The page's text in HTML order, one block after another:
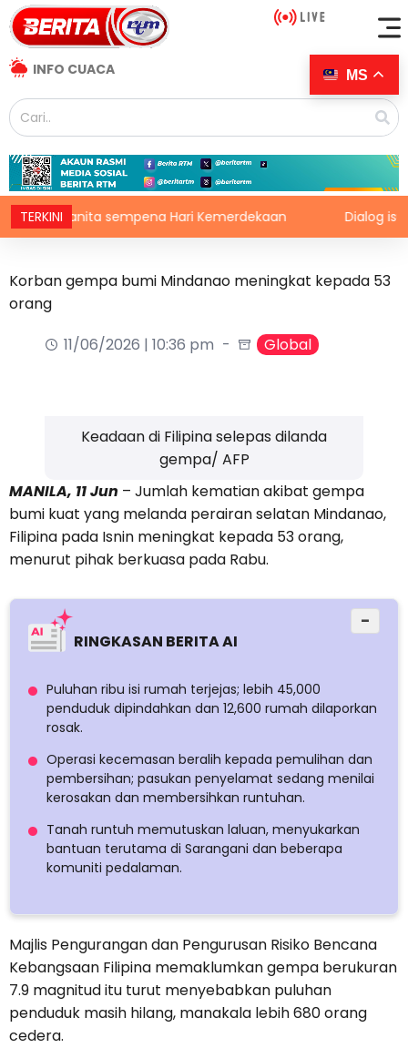
INFO CUACA
TERKINI
wanita sempena Hari Kemerdekaan Dialog isu
Korban gempa bumi Mindanao meningkat kepada 53
orang
11/06/2026 | 10:36 pm
Global
Keadaan di Filipina selepas dilanda
gempa/ AFP
MANILA, 11 Jun – Jumlah kematian akibat gempa
bumi kuat yang melanda perairan selatan Mindanao,
Filipina pada Isnin meningkat kepada 53 orang,
menurut pihak berkuasa pada Rabu.
RINGKASAN BERITA AI
−
Puluhan ribu isi rumah terjejas; lebih 45,000
penduduk dipindahkan dan 12,600 rumah dilaporkan
rosak.
Operasi kecemasan beralih kepada pemulihan dan
pembersihan; pasukan penyelamat sedang menilai
kerosakan dan membersihkan runtuhan.
Tanah runtuh memutuskan laluan, menyukarkan
bantuan terutama di Sarangani dan beberapa
komuniti pedalaman.
Majlis Pengurangan dan Pengurusan Risiko Bencana
Kebangsaan Filipina memaklumkan gempa berukuran
7.9 magnitud itu turut menyebabkan puluhan
penduduk masih hilang, manakala lebih 680 orang
cedera.
MS